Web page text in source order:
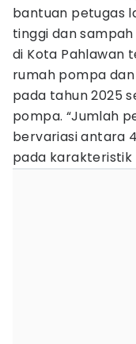
bantuan petugas
tinggi dan
di Kota Pahlawan
rumah pompa
pada tahun 2025
pompa. “Jumlah
bervariasi antara
pada karakteristik